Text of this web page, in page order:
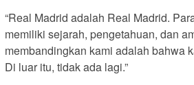
“Real Madrid adalah Real Madrid.
memiliki sejarah, pengetahuan, dan
membandingkan kami adalah bahwa
Di luar itu, tidak ada lagi.”